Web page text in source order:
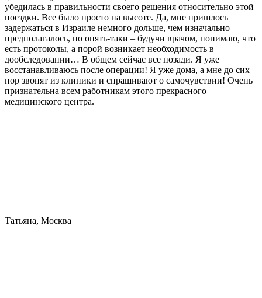
убедилась в правильности своего решения относительно этой
поездки. Все было просто на высоте. Да, мне пришлось
задержаться в Израиле немного дольше, чем изначально
предполагалось, но опять-таки – будучи врачом, понимаю, что
есть протоколы, а порой возникает необходимость в
дообследовании… В общем сейчас все позади. Я уже
восстанавливаюсь после операции! Я уже дома, а мне до сих
пор звонят из клиники и спрашивают о самочувствии! Очень
признательна всем работникам этого прекрасного
медицинского центра.
Татьяна, Москва